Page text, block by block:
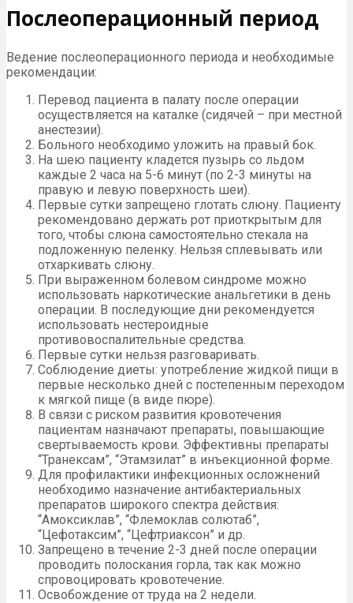
Послеоперационный период
Ведение послеоперационного периода и необходимые
рекомендации:
Перевод пациента в палату после операции
осуществляется на каталке (сидячей – при местной
анестезии).
Больного необходимо уложить на правый бок.
На шею пациенту кладется пузырь со льдом
каждые 2 часа на 5-6 минут (по 2-3 минуты на
правую и левую поверхность шеи).
Первые сутки запрещено глотать слюну. Пациенту
рекомендовано держать рот приоткрытым для
того, чтобы слюна самостоятельно стекала на
подложенную пеленку. Нельзя сплевывать или
отхаркивать слюну.
При выраженном болевом синдроме можно
использовать наркотические анальгетики в день
операции. В последующие дни рекомендуется
использовать нестероидные
противовоспалительные средства.
Первые сутки нельзя разговаривать.
Соблюдение диеты: употребление жидкой пищи в
первые несколько дней с постепенным переходом
к мягкой пище (в виде пюре).
В связи с риском развития кровотечения
пациентам назначают препараты, повышающие
свертываемость крови. Эффективны препараты
“Транексам”, “Этамзилат” в инъекционной форме.
Для профилактики инфекционных осложнений
необходимо назначение антибактериальных
препаратов широкого спектра действия:
“Амоксиклав”, “Флемоклав солютаб”,
“Цефотаксим”, “Цефтриаксон” и др.
Запрещено в течение 2-3 дней после операции
проводить полоскания горла, так как можно
спровоцировать кровотечение.
Освобождение от труда на 2 недели.